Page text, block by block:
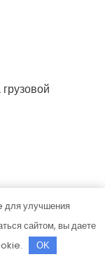
для улучшения
сайтом, вы даете
OK